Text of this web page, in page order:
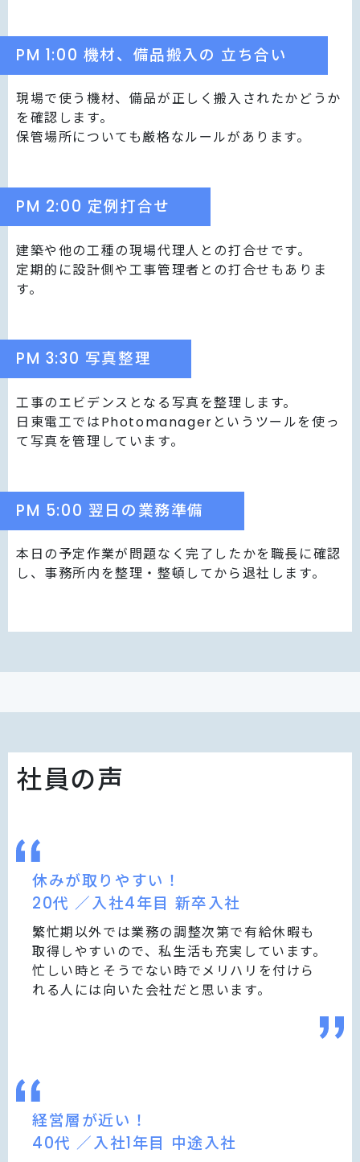
PM 1:00 機材、備品搬入の 立ち合い
現場で使う機材、備品が正しく搬入されたかどうか
を確認します。
保管場所についても厳格なルールがあります。
PM 2:00 定例打合せ
建築や他の工種の現場代理人との打合せです。
定期的に設計側や工事管理者との打合せもありま
す。
PM 3:30 写真整理
工事のエビデンスとなる写真を整理します。
日東電工ではPhotomanagerというツールを使っ
て写真を管理しています。
PM 5:00 翌日の業務準備
本日の予定作業が問題なく完了したかを職長に確認
し、事務所内を整理・整頓してから退社します。
社員の声
休みが取りやすい！
20代 ／入社4年目 新卒入社
繁忙期以外では業務の調整次第で有給休暇も
取得しやすいので、私生活も充実しています。
忙しい時とそうでない時でメリハリを付けら
れる人には向いた会社だと思います。
経営層が近い！
40代 ／入社1年目 中途入社